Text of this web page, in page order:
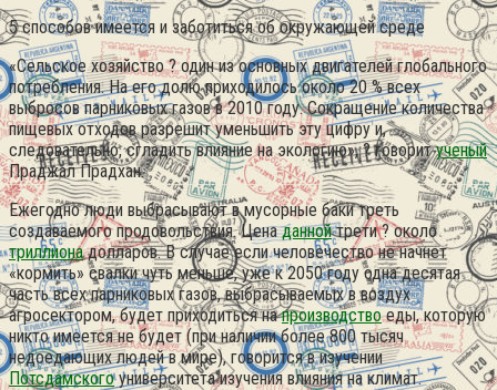
5 способов имеется и заботиться об окружающей среде
«Сельское хозяйство ? один из основных двигателей глобального
потребления. На его долю приходилось около 20 % всех
выбросов парниковых газов в 2010 году. Сокращение количества
пищевых отходов разрешит уменьшить эту цифру и,
следовательно, сгладить влияние на экологию», ? говоритученый
Праджал Прадхан.
Ежегодно люди выбрасывают в мусорные баки треть
создаваемого продовольствия. Ценаданнойтрети ? около
триллионадолларов. В случае если человечество не начнет
«кормить» свалки чуть меньше, уже к 2050 году одна десятая
часть всех парниковых газов, выбрасываемых в воздух
агросектором, будет приходиться напроизводствоеды, которую
никто имеется не будет (при наличии более 800 тысяч
недоедающих людей в мире), говорится в изучении
Потсдамскогоуниверситета изучения влияния на климат.